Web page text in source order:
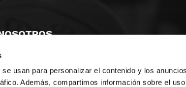
usan para personalizar el contenido y los
Además, compartimos información sobre el
MONESTIR DE POBLET 14 1ª 3º
CIUDAD DE MATANZAS 12